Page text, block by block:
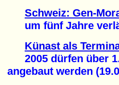
Schweiz: Gen-
um fünf Jahre
Künast als
2005 dürfen über
angebaut werden